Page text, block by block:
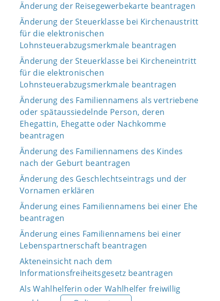
Änderung der Reisegewerbekarte beantragen
Änderung der Steuerklasse bei Kirchenaustritt
für die elektronischen
Lohnsteuerabzugsmerkmale beantragen
Änderung der Steuerklasse bei Kircheneintritt
für die elektronischen
Lohnsteuerabzugsmerkmale beantragen
Änderung des Familiennamens als vertriebene
oder spätaussiedelnde Person, deren
Ehegattin, Ehegatte oder Nachkomme
beantragen
Änderung des Familiennamens des Kindes
nach der Geburt beantragen
Änderung des Geschlechtseintrags und der
Vornamen erklären
Änderung eines Familiennamens bei einer Ehe
beantragen
Änderung eines Familiennamens bei einer
Lebenspartnerschaft beantragen
Akteneinsicht nach dem
Informationsfreiheitsgesetz beantragen
Als Wahlhelferin oder Wahlhelfer freiwillig